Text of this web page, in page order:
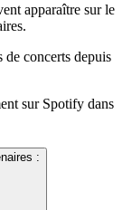
apparaître sur le
de concerts depuis
sur Spotify dans
: